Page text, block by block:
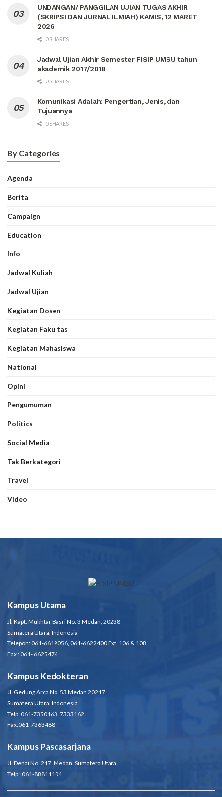
UNDANGAN/ PANGGILAN UJIAN TUGAS AKHIR
(SKRIPSI DAN JURNAL ILMIAH) KAMIS, 12 MARET
2026
0 SHARES
Jadwal Ujian Akhir Semester FISIP UMSU tahun
akademik 2017/2018
0 SHARES
Komunikasi Adalah: Pengertian, Jenis, dan
Tujuannya
0 SHARES
By Categories
Agenda
Berita
Campaign
Education
Info
Jadwal Kuliah
Jadwal Ujian
Kegiatan Dosen
Kegiatan Fakultas
Kegiatan Mahasiswa
National
Opini
Pengumuman
Politics
Social Media
Tak Berkategori
Travel
Video
Kampus Utama
Jl. Kapt. Mukhtar Basri No. 3 Medan, 20238
Sumatera Utara, Indonesia
Telepon: 061-6619056, 061-6622400 Ext. 106 & 108
Fax : 061- 6625474
Kampus Kedokteran
Jl. Gedung Arca No. 53 Medan 20217
Sumatera Utara, Indonesia
Telp. 061-7350163, 7333162
Fax.061-7363488
Kampus Pascasarjana
Jl. Denai No. 217, Medan, Sumatera Utara
Telp : 061-88811104